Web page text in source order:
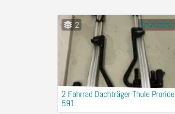
2
2 Fahrrad Dachträger Thule Proride
591